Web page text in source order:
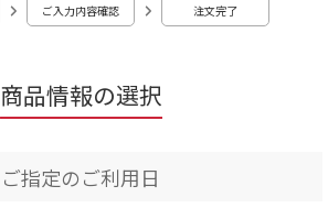
商品情報の選択
ご入力内容確認 注文完了
ご指定のご利用日